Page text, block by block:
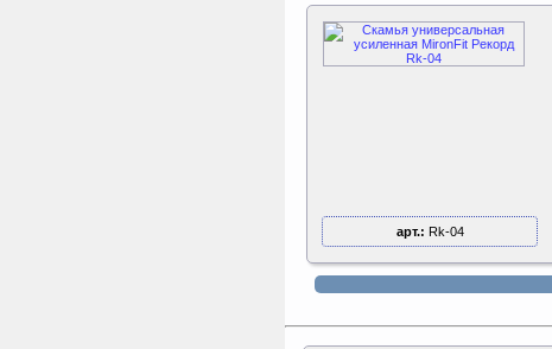
арт.: Rk-04